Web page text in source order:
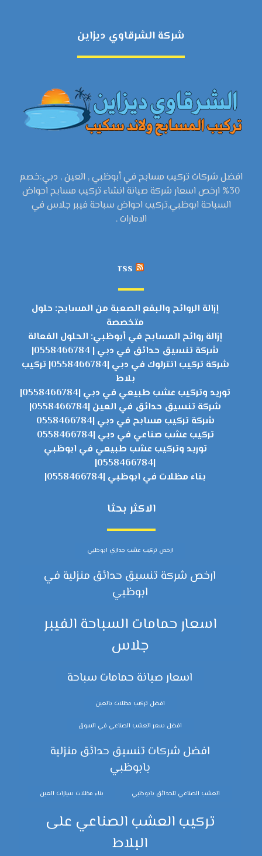
شركة الشرقاوي ديزاين
افضل شركات تركيب مسابح في أبوظبي , العين , دبي:خصم
30% ارخص اسعار شركة صيانة انشاء تركيب مسابح احواض
السباحة ابوظبي,تركيب احواض سباحة فيبر جلاس في
الامارات .
rss
إزالة الروائح والبقع الصعبة من المسابح: حلول
متخصصة
إزالة روائح المسابح في أبوظبي: الحلول الفعالة
شركة تنسيق حدائق في دبي | 0558466784|
شركة تركيب انترلوك في دبي |0558466784| تركيب
بلاط
توريد وتركيب عشب طبيعي في دبي |0558466784|
شركة تنسيق حدائق في العين |0558466784|
شركة تركيب مسابح في دبي |0558466784
تركيب عشب صناعي في دبي |0558466784
توريد وتركيب عشب طبيعي في ابوظبي
|0558466784|
بناء مظلات في ابوظبي |0558466784|
الاكثر بحثا
ارخص تركيب عشب جداري ابوظبي
ارخص شركة تنسيق حدائق منزلية في
ابوظبي
اسعار حمامات السباحة الفيبر
جلاس
اسعار صيانة حمامات سباحة
افضل تركيب مظلات بالعين
افضل سعر العشب الصناعي في السوق
افضل شركات تنسيق حدائق منزلية
بابوظبي
العشب الصناعي للحدائق بابوظبي بناء مظلات سيارات العين
تركيب العشب الصناعي على
البلاط